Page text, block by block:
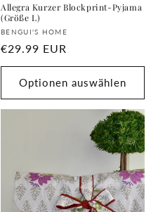
Allegra Kurzer Blockprint-Pyjama
(Größe L)
Anbieter:
BENGUI'S HOME
Normaler
Preis
€29.99 EUR
Optionen auswählen